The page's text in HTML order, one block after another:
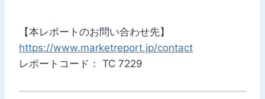
【本レポートのお問い合わせ先】
https://www.marketreport.jp/contact
レポートコード： TC 7229